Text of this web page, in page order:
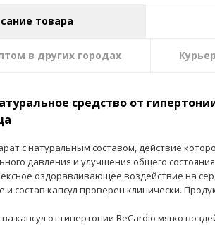
товара
в других городах
средство от
с натуральным составом, действие
давления и улучшения общего
оздоравливающее воздействие на
и состав капсул проверен клинически.
капсул от гипертонии ReCardio мягко